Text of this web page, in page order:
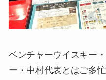
ベンチャーウイスキー
ー・中村代表とはご多